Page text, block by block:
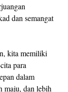
dan semangat
kita memiliki
para
dalam
maju, dan lebih